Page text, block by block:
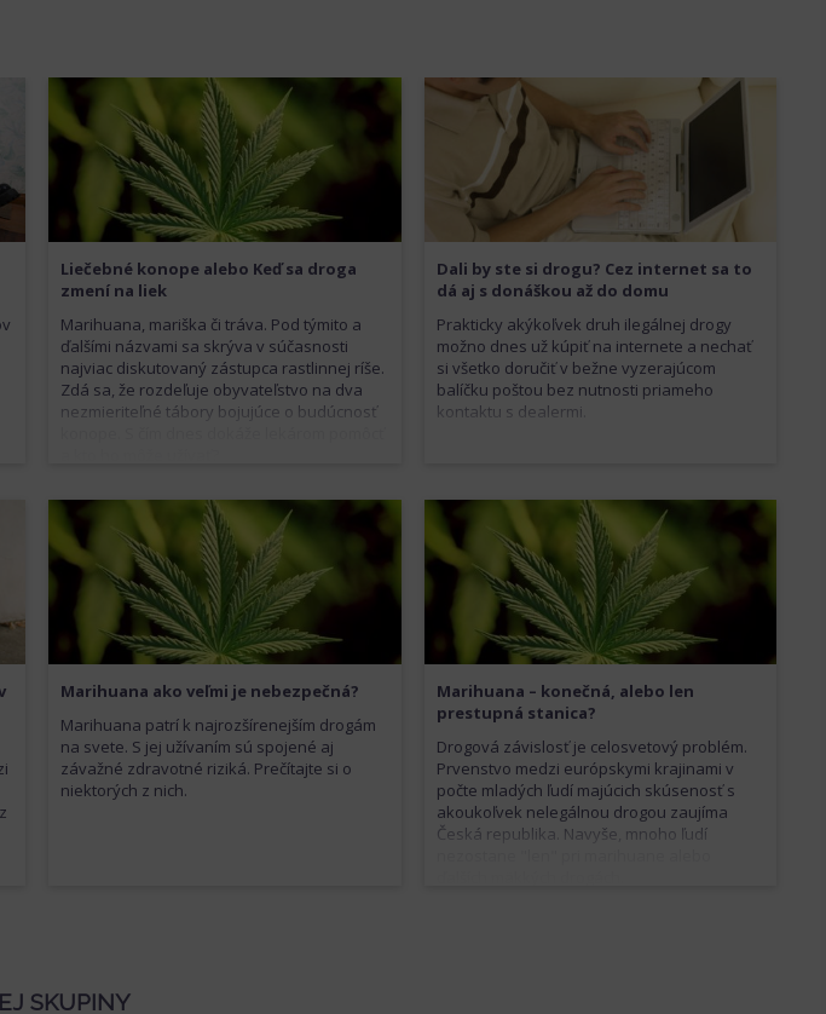
Liečebné konope alebo Keď sa droga
zmení na liek
Marihuana, mariška či tráva. Pod týmito a
ďalšími názvami sa skrýva v súčasnosti
najviac diskutovaný zástupca rastlinnej ríše.
Zdá sa, že rozdeľuje obyvateľstvo na dva
nezmieriteľné tábory bojujúce o budúcnosť
Dali by ste si drogu? Cez internet sa to
dá aj s donáškou až do domu
Prakticky akýkoľvek druh ilegálnej drogy
možno dnes už kúpiť na internete a nechať
si všetko doručiť v bežne vyzerajúcom
balíčku poštou bez nutnosti priameho
kontaktu s dealermi.
Marihuana ako veľmi je nebezpečná?
Marihuana patrí k najrozšírenejším drogám
na svete. S jej užívaním sú spojené aj
závažné zdravotné riziká. Prečítajte si o
niektorých z nich.
Marihuana – konečná, alebo len
prestupná stanica?
Drogová závislosť je celosvetový problém.
Prvenstvo medzi európskymi krajinami v
počte mladých ľudí majúcich skúsenosť s
akoukoľvek nelegálnou drogou zaujíma
Česká republika. Navyše, mnoho ľudí
SKUPINY